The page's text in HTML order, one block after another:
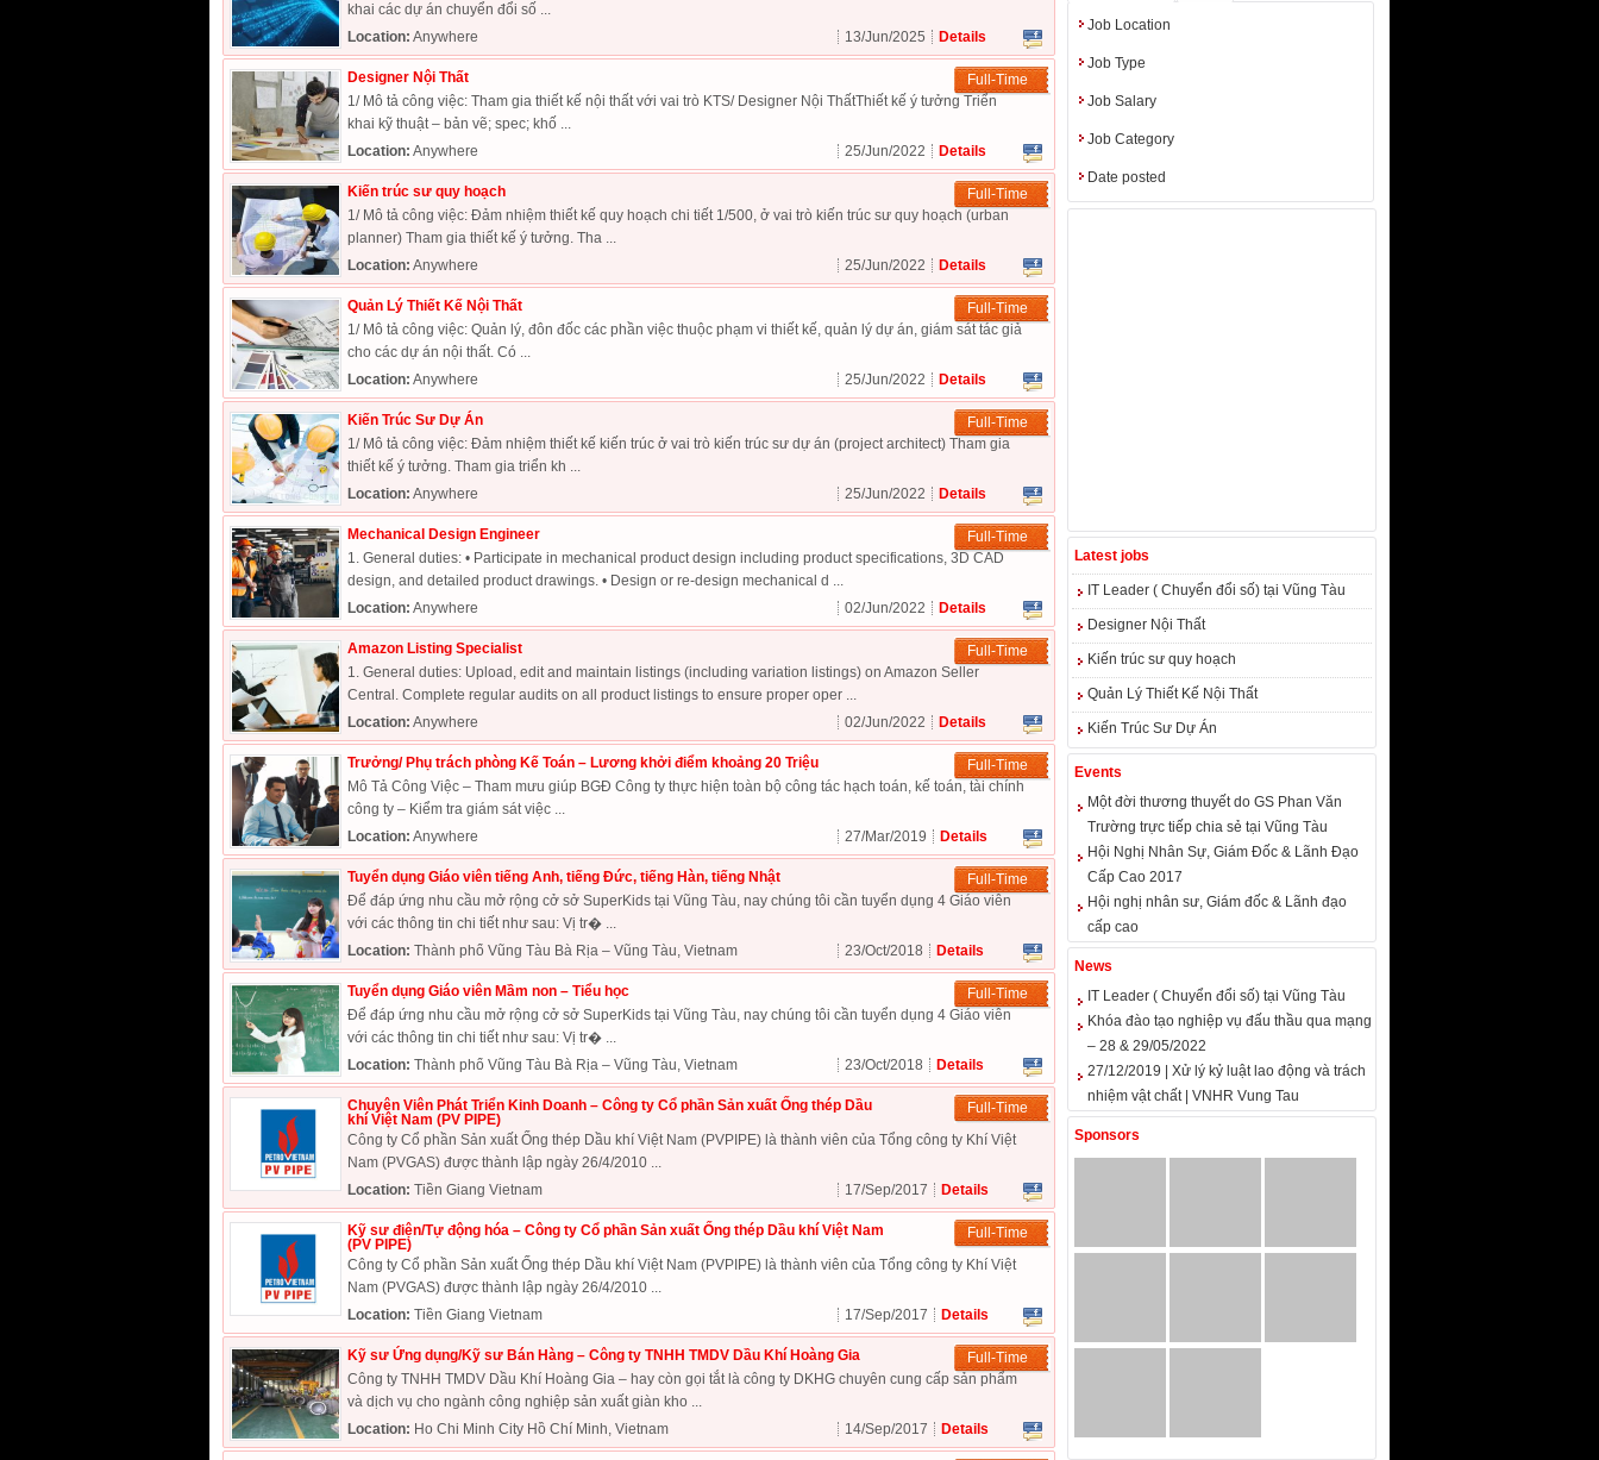
khai các dự án chuyển đổi số ...
Location: Anywhere 13/Jun/2025 Details
Designer Nội Thất
Full-Time
1/ Mô tả công việc: Tham gia thiết kế nội thất với vai trò KTS/ Designer Nội ThấtThiết kế ý tưởng Triển
khai kỹ thuật – bản vẽ; spec; khố ...
Location: Anywhere 25/Jun/2022 Details
Kiến trúc sư quy hoạch
Full-Time
1/ Mô tả công việc: Đảm nhiệm thiết kế quy hoạch chi tiết 1/500, ở vai trò kiến trúc sư quy hoạch (urban
planner) Tham gia thiết kế ý tưởng. Tha ...
Location: Anywhere 25/Jun/2022 Details
Quản Lý Thiết Kế Nội Thất
Full-Time
1/ Mô tả công việc: Quản lý, đôn đốc các phần việc thuộc phạm vi thiết kế, quản lý dự án, giám sát tác giả
cho các dự án nội thất. Có ...
Location: Anywhere 25/Jun/2022 Details
Kiến Trúc Sư Dự Án
Full-Time
1/ Mô tả công việc: Đảm nhiệm thiết kế kiến trúc ở vai trò kiến trúc sư dự án (project architect) Tham gia
thiết kế ý tưởng. Tham gia triển kh ...
Location: Anywhere 25/Jun/2022 Details
Mechanical Design Engineer
Full-Time
1. General duties: • Participate in mechanical product design including product specifications, 3D CAD
design, and detailed product drawings. • Design or re-design mechanical d ...
Location: Anywhere 02/Jun/2022 Details
Amazon Listing Specialist
Full-Time
1. General duties: Upload, edit and maintain listings (including variation listings) on Amazon Seller
Central. Complete regular audits on all product listings to ensure proper oper ...
Location: Anywhere 02/Jun/2022 Details
Trưởng/ Phụ trách phòng Kế Toán – Lương khởi điểm khoảng 20 Triệu
Full-Time
Mô Tả Công Việc – Tham mưu giúp BGĐ Công ty thực hiện toàn bộ công tác hạch toán, kế toán, tài chính
công ty – Kiểm tra giám sát việc ...
Location: Anywhere 27/Mar/2019 Details
Tuyển dụng Giáo viên tiếng Anh, tiếng Đức, tiếng Hàn, tiếng Nhật
Full-Time
Để đáp ứng nhu cầu mở rộng cở sở SuperKids tại Vũng Tàu, nay chúng tôi cần tuyển dụng 4 Giáo viên
với các thông tin chi tiết như sau: Vị tr� ...
Location: Thành phố Vũng Tàu Bà Rịa – Vũng Tàu, Vietnam 23/Oct/2018 Details
Tuyển dụng Giáo viên Mầm non – Tiểu học
Full-Time
Để đáp ứng nhu cầu mở rộng cở sở SuperKids tại Vũng Tàu, nay chúng tôi cần tuyển dụng 4 Giáo viên
với các thông tin chi tiết như sau: Vị tr� ...
Location: Thành phố Vũng Tàu Bà Rịa – Vũng Tàu, Vietnam 23/Oct/2018 Details
Chuyên Viên Phát Triển Kinh Doanh – Công ty Cổ phần Sản xuất Ống thép Dầu
khí Việt Nam (PV PIPE)
Full-Time
Công ty Cổ phần Sản xuất Ống thép Dầu khí Việt Nam (PVPIPE) là thành viên của Tổng công ty Khí Việt
Nam (PVGAS) được thành lập ngày 26/4/2010 ...
Location: Tiền Giang Vietnam 17/Sep/2017 Details
Kỹ sư điện/Tự động hóa – Công ty Cổ phần Sản xuất Ống thép Dầu khí Việt Nam
(PV PIPE)
Full-Time
Công ty Cổ phần Sản xuất Ống thép Dầu khí Việt Nam (PVPIPE) là thành viên của Tổng công ty Khí Việt
Nam (PVGAS) được thành lập ngày 26/4/2010 ...
Location: Tiền Giang Vietnam 17/Sep/2017 Details
Kỹ sư Ứng dụng/Kỹ sư Bán Hàng – Công ty TNHH TMDV Dầu Khí Hoàng Gia
Full-Time
Công ty TNHH TMDV Dầu Khí Hoàng Gia – hay còn gọi tắt là công ty DKHG chuyên cung cấp sản phẩm
và dịch vụ cho ngành công nghiệp sản xuất giàn kho ...
Location: Ho Chi Minh City Hồ Chí Minh, Vietnam 14/Sep/2017 Details
Job Location
Job Type
Job Salary
Job Category
Date posted
Latest jobs
IT Leader ( Chuyển đổi số) tại Vũng Tàu
Designer Nội Thất
Kiến trúc sư quy hoạch
Quản Lý Thiết Kế Nội Thất
Kiến Trúc Sư Dự Án
Events
Một đời thương thuyết do GS Phan Văn
Trường trực tiếp chia sẻ tại Vũng Tàu
Hội Nghị Nhân Sự, Giám Đốc & Lãnh Đạo
Cấp Cao 2017
Hội nghị nhân sư, Giám đốc & Lãnh đạo
cấp cao
News
IT Leader ( Chuyển đổi số) tại Vũng Tàu
Khóa đào tạo nghiệp vụ đấu thầu qua mạng
– 28 & 29/05/2022
27/12/2019 | Xử lý kỷ luật lao động và trách
nhiệm vật chất | VNHR Vung Tau
Sponsors